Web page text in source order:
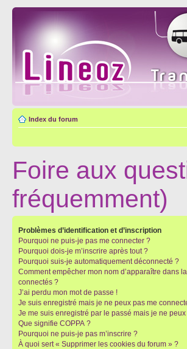
Index du forum
Foire aux
fréquemment)
Problèmes d’identification et d’inscription
Pourquoi ne puis-je pas me connecter ?
Pourquoi dois-je m’inscrire après tout ?
Pourquoi suis-je automatiquement déconnecté ?
Comment empêcher mon nom d’apparaître dans
connectés ?
J’ai perdu mon mot de passe !
Je suis enregistré mais je ne peux pas me
Je me suis enregistré par le passé mais je ne
Que signifie COPPA ?
Pourquoi ne puis-je pas m’inscrire ?
À quoi sert « Supprimer les cookies du forum » ?